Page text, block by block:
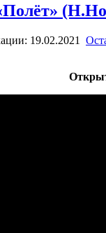
19.02.2021